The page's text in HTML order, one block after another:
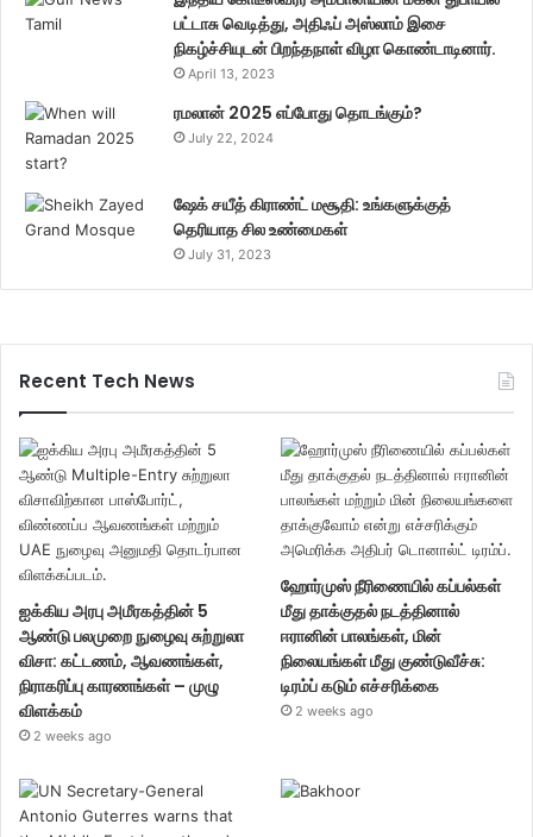
பட்டாசு வெடித்து, அதிஃப் அஸ்லாம் இசை
நிகழ்ச்சியுடன் பிறந்தநாள் விழா கொண்டாடினார்.
April 13, 2023
ரமலான் 2025 எப்போது தொடங்கும்?
July 22, 2024
ஷேக் சயீத் கிராண்ட் மசூதி: உங்களுக்குத்
தெரியாத சில உண்மைகள்
July 31, 2023
Recent Tech News
ஐக்கிய அரபு அமீரகத்தின் 5
ஆண்டு பலமுறை நுழைவு சுற்றுலா
விசா: கட்டணம், ஆவணங்கள்,
நிராகரிப்பு காரணங்கள் – முழு
விளக்கம்
2 weeks ago
ஹோர்முஸ் நீரிணையில் கப்பல்கள்
மீது தாக்குதல் நடத்தினால்
ஈரானின் பாலங்கள், மின்
நிலையங்கள் மீது குண்டுவீச்சு:
டிரம்ப் கடும் எச்சரிக்கை
2 weeks ago